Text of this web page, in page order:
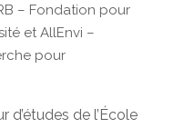
– Fondation pour
et AllEnvi –
pour
d’études de l’École